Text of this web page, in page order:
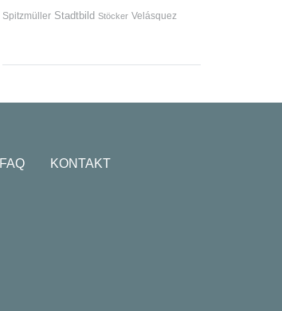
Spitzmüller Stadtbild Stöcker Velásquez
FAQ KONTAKT